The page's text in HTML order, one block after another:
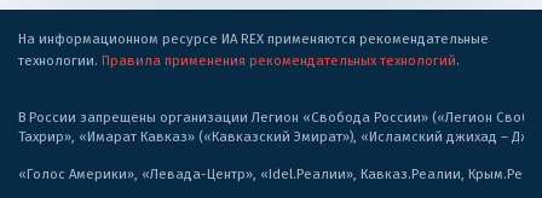
На информационном ресурсе ИА REX применяются рекомендательные
технологии. Правила применения рекомендательных технологий.
В России запрещены организации Легион «Свобода России» («Легион
Тахрир», «Имарат Кавказ» («Кавказский Эмират»), «Исламский джихад –
«Голос Америки», «Левада-Центр», «Idel.Реалии», Кавказ.Реалии,